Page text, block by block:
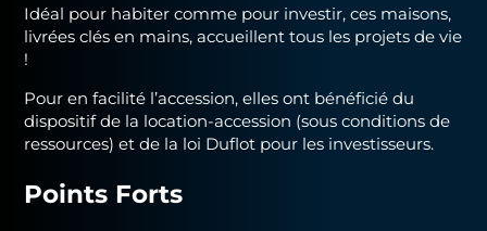
Idéal pour habiter comme pour investir, ces maisons,
livrées clés en mains, accueillent tous les projets de vie
!
Pour en facilité l’accession, elles ont bénéficié du
dispositif de la location-accession (sous conditions de
ressources) et de la loi Duflot pour les investisseurs.
Points Forts